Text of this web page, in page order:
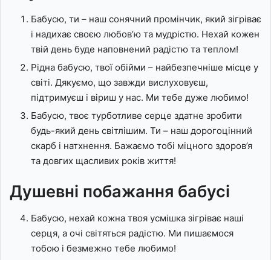
Бабусю, ти – наш сонячний промінчик, який зігріває
і надихає своєю любов’ю та мудрістю. Нехай кожен
твій день буде наповнений радістю та теплом!
Рідна бабусю, твої обійми – найбезпечніше місце у
світі. Дякуємо, що завжди вислуховуєш,
підтримуєш і віриш у нас. Ми тебе дуже любимо!
Бабусю, твоє турботливе серце здатне зробити
будь-який день світлішим. Ти – наш дорогоцінний
скарб і натхнення. Бажаємо тобі міцного здоров’я
та довгих щасливих років життя!
Душевні побажання бабусі
Бабусю, нехай кожна твоя усмішка зігріває наші
серця, а очі світяться радістю. Ми пишаємося
тобою і безмежно тебе любимо!